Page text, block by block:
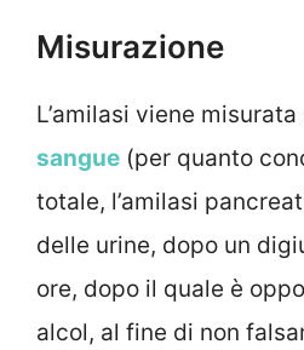
Misurazione
L’amilasi viene misurata
sangue (per quanto
totale, l’amilasi
delle urine, dopo un
ore, dopo il quale è
alcol, al fine di non